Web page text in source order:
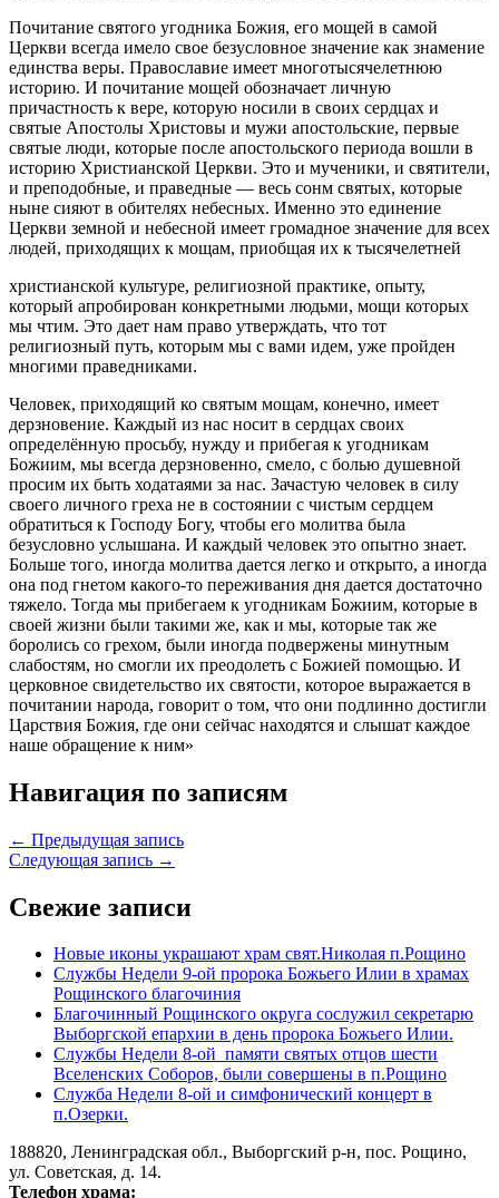
Почитание святого угодника Божия, его мощей в самой
Церкви всегда имело свое безусловное значение как знамение
единства веры. Православие имеет многотысячелетнюю
историю. И почитание мощей обозначает личную
причастность к вере, которую носили в своих сердцах и
святые Апостолы Христовы и мужи апостольские, первые
святые люди, которые после апостольского периода вошли в
историю Христианской Церкви. Это и мученики, и святители,
и преподобные, и праведные — весь сонм святых, которые
ныне сияют в обителях небесных. Именно это единение
Церкви земной и небесной имеет громадное значение для всех
людей, приходящих к мощам, приобщая их к тысячелетней
христианской культуре, религиозной практике, опыту,
который апробирован конкретными людьми, мощи которых
мы чтим. Это дает нам право утверждать, что тот
религиозный путь, которым мы с вами идем, уже пройден
многими праведниками.
Человек, приходящий ко святым мощам, конечно, имеет
дерзновение. Каждый из нас носит в сердцах своих
определённую просьбу, нужду и прибегая к угодникам
Божиим, мы всегда дерзновенно, смело, с болью душевной
просим их быть ходатаями за нас. Зачастую человек в силу
своего личного греха не в состоянии с чистым сердцем
обратиться к Господу Богу, чтобы его молитва была
безусловно услышана. И каждый человек это опытно знает.
Больше того, иногда молитва дается легко и открыто, а иногда
она под гнетом какого-то переживания дня дается достаточно
тяжело. Тогда мы прибегаем к угодникам Божиим, которые в
своей жизни были такими же, как и мы, которые так же
боролись со грехом, были иногда подвержены минутным
слабостям, но смогли их преодолеть с Божией помощью. И
церковное свидетельство их святости, которое выражается в
почитании народа, говорит о том, что они подлинно достигли
Царствия Божия, где они сейчас находятся и слышат каждое
наше обращение к ним»
Навигация по записям
← Предыдущая запись
Следующая запись →
Свежие записи
Новые иконы украшают храм свят.Николая п.Рощино
Службы Недели 9-ой пророка Божьего Илии в храмах
Рощинского благочиния
Благочинный Рощинского округа сослужил секретарю
Выборгской епархии в день пророка Божьего Илии.
Службы Недели 8-ой памяти святых отцов шести
Вселенских Соборов, были совершены в п.Рощино
Служба Недели 8-ой и симфонический концерт в
п.Озерки.
188820, Ленинградская обл., Выборгский р-н, пос. Рощино,
ул. Советская, д. 14.
Телефон храма: